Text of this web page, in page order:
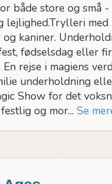
både store og små
lejlighed.Trylleri med
og kaniner.
fødselsdag eller
rejse i magiens
underholdning
Show for det
og mor... Se